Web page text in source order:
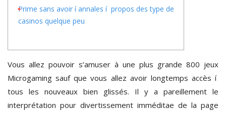
Prime sans avoir í annales í propos des type de
casinos quelque peu
Vous allez pouvoir s’amuser à une plus grande 800 jeux
Microgaming sauf que vous allez avoir longtemps accès í
tous les nouveaux bien glissés. Il y a pareillement le
interprétation pour divertissement imméditae de la page